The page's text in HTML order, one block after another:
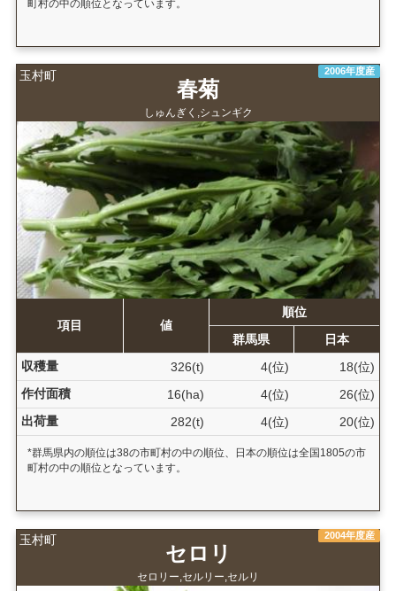
町村の中の順位となっています。
玉村町 2006年度産
春菊
しゅんぎく,シュンギク
項目 値
順位
群馬県
日本
収穫量
326(t) 4(位)
18(位)
作付面積
16(ha) 4(位)
26(位)
出荷量
282(t) 4(位) 20(位)
*群馬県内の順位は38の市町村の中の順位、日本の順位は全国1805の市
町村の中の順位となっています。
玉村町 2004年度産
セロリ
セロリー,セルリー,セルリ